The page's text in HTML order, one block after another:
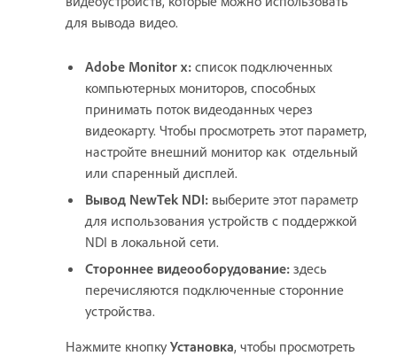
для вывода видео.
Adobe Monitor x: список подключенных
компьютерных мониторов, способных
принимать поток видеоданных через
видеокарту. Чтобы просмотреть этот параметр,
настройте внешний монитор как отдельный
или спаренный дисплей.
Вывод NewTek NDI: выберите этот параметр
для использования устройств с поддержкой
NDI в локальной сети.
Стороннее видеооборудование: здесь
перечисляются подключенные сторонние
устройства.
Нажмите кнопку Установка, чтобы просмотреть